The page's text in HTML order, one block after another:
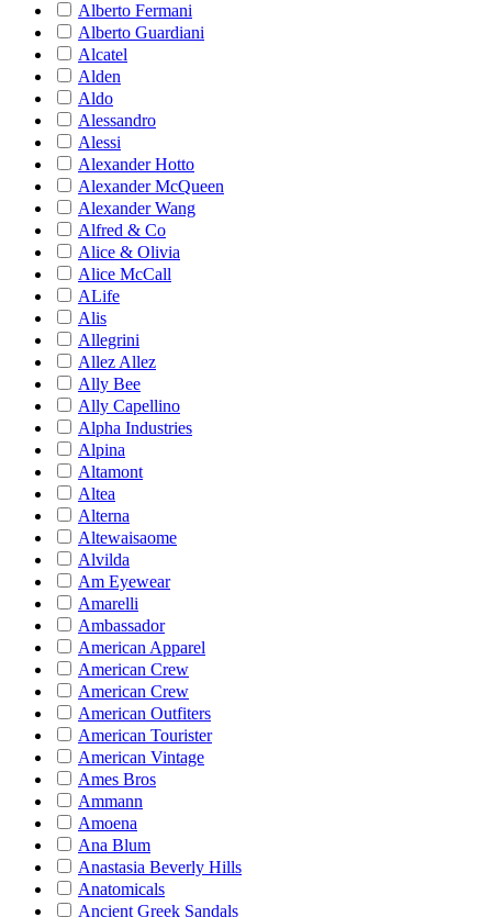
Alberto Fermani
Alberto Guardiani
Alcatel
Alden
Aldo
Alessandro
Alessi
Alexander Hotto
Alexander McQueen
Alexander Wang
Alfred & Co
Alice & Olivia
Alice McCall
ALife
Alis
Allegrini
Allez Allez
Ally Bee
Ally Capellino
Alpha Industries
Alpina
Altamont
Altea
Alterna
Altewaisaome
Alvilda
Am Eyewear
Amarelli
Ambassador
American Apparel
American Crew
American Crew
American Outfiters
American Tourister
American Vintage
Ames Bros
Ammann
Amoena
Ana Blum
Anastasia Beverly Hills
Anatomicals
Ancient Greek Sandals